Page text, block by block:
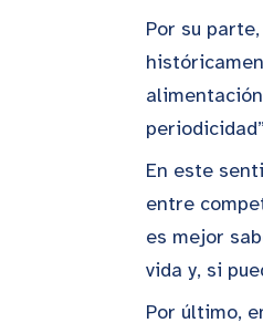
Por su
En este
entre
es mejor
vida y, si
Por último,